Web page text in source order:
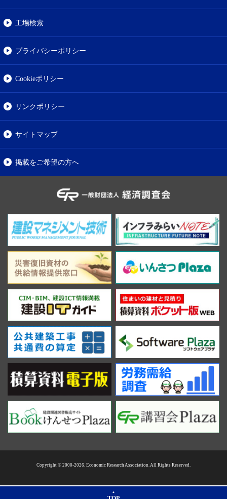
工場検索
プライバシーポリシー
Cookieポリシー
リンクポリシー
サイトマップ
掲載をご希望の方へ
Copyright © 2000-2026. Economic Research Association. All Rights Reserved.